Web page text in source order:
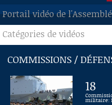
Portail vidéo de
ACCUEIL
EN DIRECT
À LA DEMANDE
RECHERCHE
Catégories de vidéos
Séance
Questions au
COMMISSIONS /
18
militaire: